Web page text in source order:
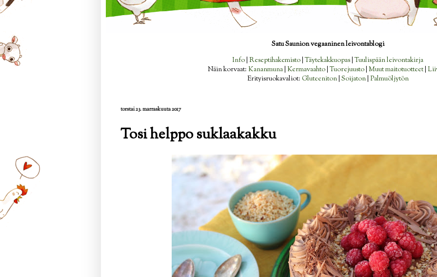
Satu Saunion vegaaninen leivontablogi
Info Reseptihakemisto |Täytekakkuopas |Tuulispään leivontakirja
Näin korvaat: Kananmuna Kermavaahto |Tuorejuusto Muut maitotuotteet|
Erityisruokavaliot: Gluteeniton| Soijaton| Palmuöljytön
torstai 23. marraskuuta 2017
Tosi helppo suklaakakku